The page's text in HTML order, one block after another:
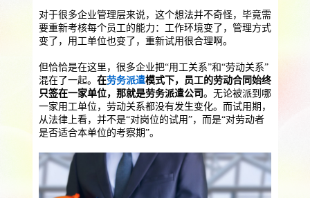
业务外包 岗位外包 灵活用工
员工体验 员工商保 员工关怀 员工培训
福利采购
法务咨询
提供一站式员工法务咨询
企业助残残保业务
关于才朔
公司介绍
联系我们
对于很多企业管理层来说，这个想法并不奇怪，毕竟需
要重新考核每个员工的能力：工作环境变了，管理方式
变了，用工单位也变了，重新试用很合理啊。
但恰恰是在这里，很多企业把“用工关系”和“劳动关系”
混在了一起。 在劳务派遣模式下，员工的劳动合同始终
只签在一家单位，那就是劳务派遣公司 。无论被派到哪
一家用工单位，劳动关系都没有发生变化。而试用期，
从法律上看，并不是“对岗位的试用”，而是“对劳动者
是否适合本单位的考察期”。